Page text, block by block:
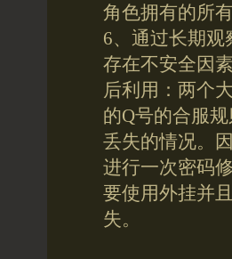
角色拥有的所
6、通过长期
存在不安全因
后利用：两个
的Q号的合服
丢失的情况。
进行一次密码
要使用外挂并
失。